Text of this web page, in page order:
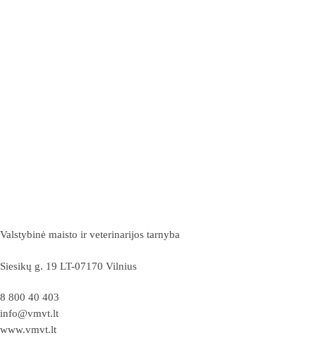
Valstybinė maisto ir veterinarijos tarnyba
Siesikų g. 19 LT-07170 Vilnius
8 800 40 403
info@vmvt.lt
www.vmvt.lt